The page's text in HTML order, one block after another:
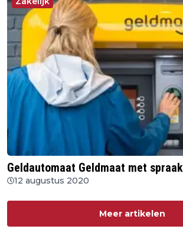
Geldautomaat Geldmaat met spraak
12 augustus 2020
Meer artikelen